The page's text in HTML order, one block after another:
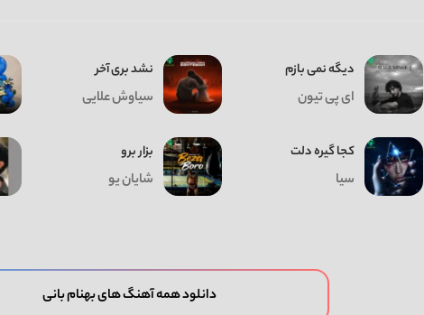
دیگه نمی بازم
ای پی تیون
نشد بری آخر
سیاوش علایی
کجا گیره دلت
سیا
بزار برو
شایان یو
دانلود همه آهنگ های بهنام بانی